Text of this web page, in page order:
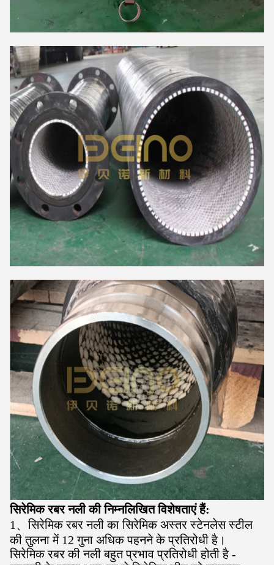
सिरेमिक रबर नली की निम्नलिखित विशेषताएं हैं:
1 、सिरेमिक रबर नली का सिरेमिक अस्तर स्टेनलेस स्टील
की तुलना में 12 गुना अधिक पहनने के प्रतिरोधी है।
सिरेमिक रबर की नली बहुत प्रभाव प्रतिरोधी होती है -